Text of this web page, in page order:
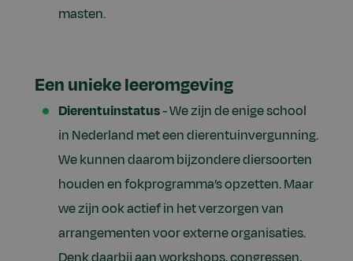
masten.
Een unieke leeromgeving
Dierentuinstatus- We zijn de enige school
in Nederland met een dierentuinvergunning.
We kunnen daarom bijzondere diersoorten
houden en fokprogramma’s opzetten. Maar
we zijn ook actief in het verzorgen van
arrangementen voor externe organisaties.